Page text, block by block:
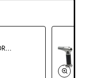
ACENDEDOR PORTÁTIL COLORIDO EM PLÁSTICO REF: 96520Z